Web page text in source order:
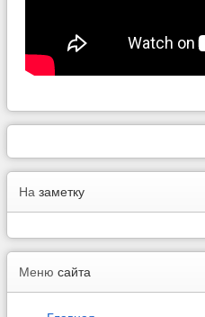
На заметку
Меню сайта